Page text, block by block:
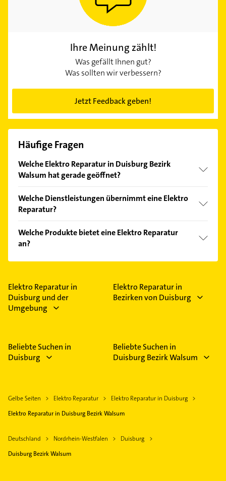
Ihre Meinung zählt!
Was gefällt Ihnen gut?
Was sollten wir verbessern?
Jetzt Feedback geben!
Häufige Fragen
Welche Elektro Reparatur in Duisburg Bezirk
Walsum hat gerade geöffnet?
Bitte beachten Sie, dass diese an Sonn- und
Feiertagen abweichen können.
Welche Dienstleistungen übernimmt eine Elektro
Reparatur?
Kabelverlegung.
Welche Produkte bietet eine Elektro Reparatur
an?
Das Angebot umfasst unter anderem SAT- und
Elektro Reparatur in
Duisburg und der
Umgebung
Elektro Reparatur in
Bezirken von Duisburg
Beliebte Suchen in
Duisburg
Beliebte Suchen in
Duisburg Bezirk Walsum
Gelbe Seiten Elektro Reparatur
Elektro Reparatur in Duisburg
Elektro Reparatur in Duisburg Bezirk Walsum
Deutschland Nordrhein-Westfalen
Duisburg
Duisburg Bezirk Walsum